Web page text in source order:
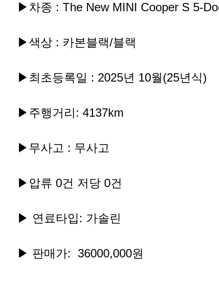
▶차종 : The New MINI Cooper S 5-
▶색상 : 카본블랙/블랙
▶최초등록일 : 2025년 10월(25년식)
▶주행거리: 4137km
▶무사고 : 무사고
▶압류 0건 저당 0건
▶ 연료타입: 가솔린
▶ 판매가: 36000,000원